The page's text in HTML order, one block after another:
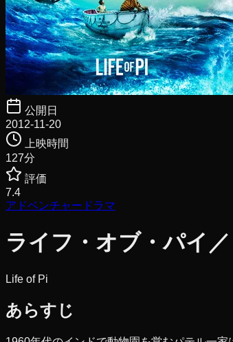
公開日
2012-11-20
上映時間
127分
評価
7.4
アドベンチャー ドラマ
ライフ・オブ・パイ
Life of Pi
あらすじ